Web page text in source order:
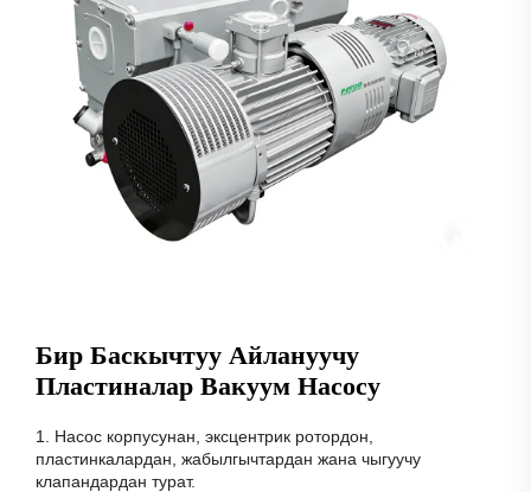
Бир Баскычтуу Айлануучу
Пластиналар Вакуум Насосу
1. Насос корпусунан, эксцентрик ротордон,
пластинкалардан, жабылгычтардан жана чыгуучу
клапандардан турат.